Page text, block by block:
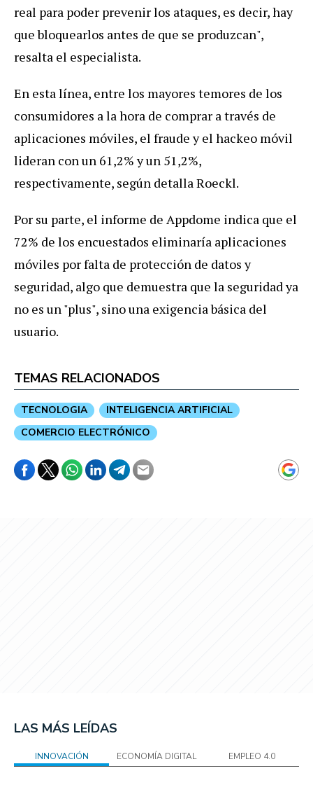
real para poder prevenir los ataques, es decir, hay
que bloquearlos antes de que se produzcan",
resalta el especialista.
En esta línea, entre los mayores temores de los
consumidores a la hora de comprar a través de
aplicaciones móviles, el fraude y el hackeo móvil
lideran con un 61,2% y un 51,2%,
respectivamente, según detalla Roeckl.
Por su parte, el informe de Appdome indica que el
72% de los encuestados eliminaría aplicaciones
móviles por falta de protección de datos y
seguridad, algo que demuestra que la seguridad ya
no es un "plus", sino una exigencia básica del
usuario.
TEMAS RELACIONADOS
TECNOLOGIA
INTELIGENCIA ARTIFICIAL
COMERCIO ELECTRÓNICO
LAS MÁS LEÍDAS
INNOVACIÓN ECONOMÍA DIGITAL EMPLEO 4.0